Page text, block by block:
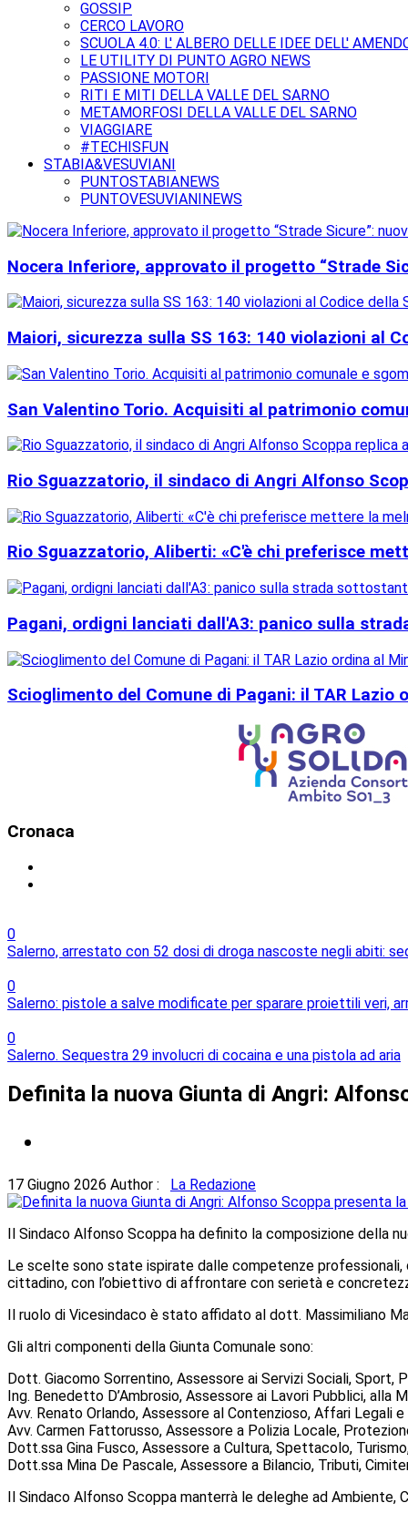
GOSSIP
CERCO LAVORO
SCUOLA 4.0: L' ALBERO DELLE IDEE DELL'
LE UTILITY DI PUNTO AGRO NEWS
PASSIONE MOTORI
RITI E MITI DELLA VALLE DEL SARNO
METAMORFOSI DELLA VALLE DEL SARNO
VIAGGIARE
#TECHISFUN
STABIA&VESUVIANI
PUNTOSTABIANEWS
PUNTOVESUVIANINEWS
Nocera Inferiore, approvato il progetto “Strade
Maiori, sicurezza sulla SS 163: 140 violazioni al
San Valentino Torio. Acquisiti al patrimonio
Rio Sguazzatorio, il sindaco di Angri Alfonso
Rio Sguazzatorio, Aliberti: «C'è chi preferisce
Pagani, ordigni lanciati dall'A3: panico sulla
Scioglimento del Comune di Pagani: il TAR
Cronaca
0
Salerno, arrestato con 52 dosi di droga nascoste negli abiti:
0
Salerno: pistole a salve modificate per sparare proiettili veri,
0
Salerno. Sequestra 29 involucri di cocaina e una pistola ad aria
Definita la nuova Giunta di Angri:
17 Giugno 2026 Author : La Redazione
Il Sindaco Alfonso Scoppa ha definito la composizione della
Le scelte sono state ispirate dalle competenze professionali,
cittadino, con l’obiettivo di affrontare con serietà e
Il ruolo di Vicesindaco è stato affidato al dott. Massimiliano
Gli altri componenti della Giunta Comunale sono:
Dott. Giacomo Sorrentino, Assessore ai Servizi Sociali, Sport,
Ing. Benedetto D’Ambrosio, Assessore ai Lavori Pubblici, alla
Avv. Renato Orlando, Assessore al Contenzioso, Affari Legali
Avv. Carmen Fattorusso, Assessore a Polizia Locale,
Dott.ssa Gina Fusco, Assessore a Cultura, Spettacolo,
Dott.ssa Mina De Pascale, Assessore a Bilancio, Tributi,
Il Sindaco Alfonso Scoppa manterrà le deleghe ad Ambiente,